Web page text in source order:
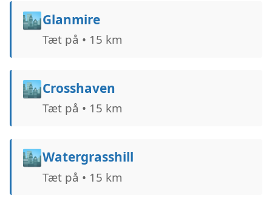
🏙️Glanmire
Tæt på • 15 km
🏙️Crosshaven
Tæt på • 15 km
🏙️Watergrasshill
Tæt på • 15 km